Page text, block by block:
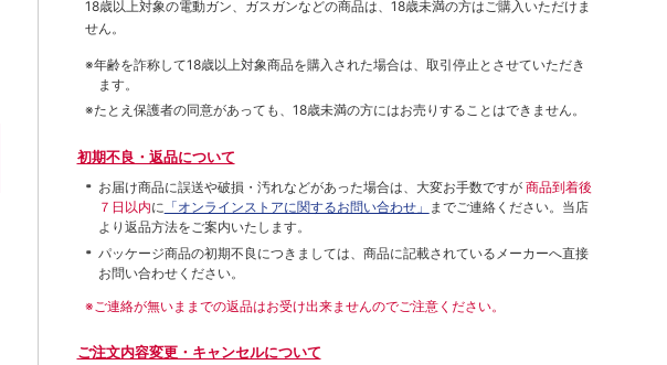
18歳以上対象の電動ガン、ガスガンなどの商品は、18歳未満の方はご購入いただけま
せん。
※年齢を詐称して18歳以上対象商品を購入された場合は、取引停止とさせていただき
ます。
※たとえ保護者の同意があっても、18歳未満の方にはお売りすることはできません。
初期不良・返品について
お届け商品に誤送や破損・汚れなどがあった場合は、大変お手数ですが 商品到着後
７日以内に 「オンラインストアに関するお問い合わせ」 までご連絡ください。当店
より返品方法をご案内いたします。
パッケージ商品の初期不良につきましては、商品に記載されているメーカーへ直接
お問い合わせください。
※ご連絡が無いままでの返品はお受け出来ませんのでご注意ください。
ご注文内容変更・キャンセルについて